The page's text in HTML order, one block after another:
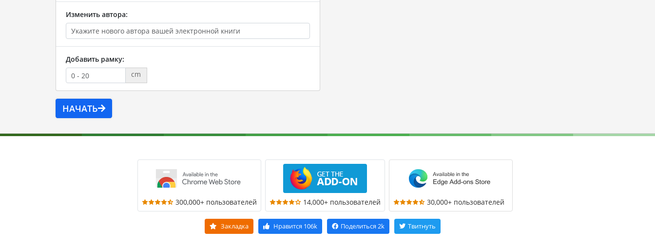
Изменить автора:
Добавить рамку:
cm
НАЧАТЬ
300,000+ пользователей 14,000+ пользователей 30,000+ пользователей
Закладка Нравится 106k Поделиться 2k Твитнуть